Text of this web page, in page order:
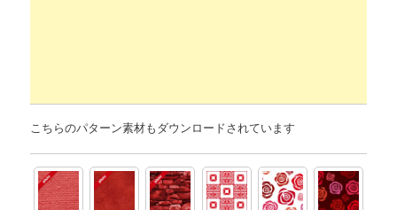
こちらのパターン素材もダウンロードされています